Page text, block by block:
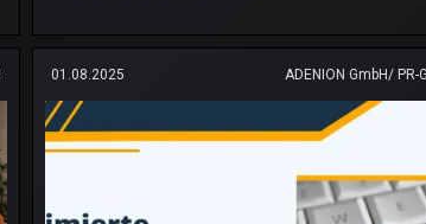
01.08.2025 ADENION GmbH/ PR-